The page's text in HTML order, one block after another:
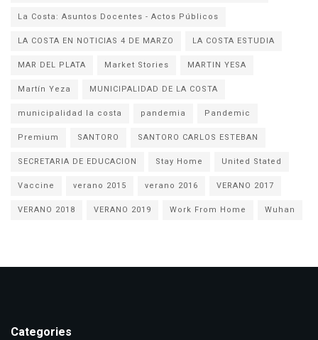
La Costa: Asuntos Docentes - Actos Públicos
LA COSTA EN NOTICIAS 4 DE MARZO
LA COSTA ESTUDIA
MAR DEL PLATA
Market Stories
MARTIN YESA
Martín Yeza
MUNICIPALIDAD DE LA COSTA
municipalidad la costa
pandemia
Pandemic
Premium
SANTORO
SANTORO CARLOS ESTEBAN
SECRETARIA DE EDUCACION
Stay Home
United Stated
Vaccine
verano 2015 verano 2016
VERANO 2017
VERANO 2018
VERANO 2019 Work From Home Wuhan
Categories